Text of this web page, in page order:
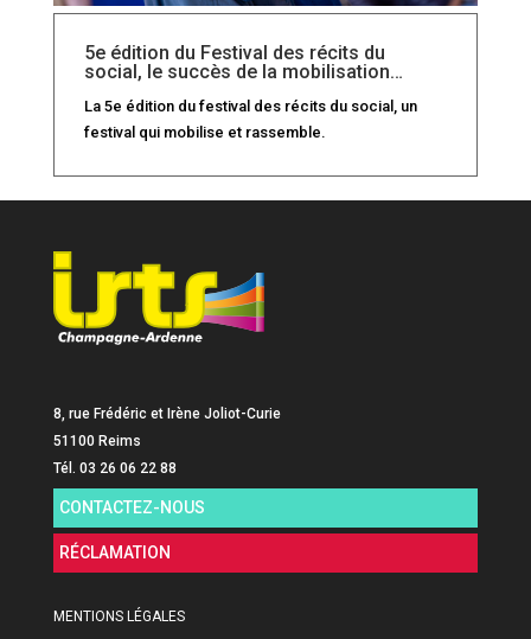
5e édition du Festival des récits du
social, le succès de la mobilisation…
La 5e édition du festival des récits du social, un
festival qui mobilise et rassemble.
8, rue Frédéric et Irène Joliot-Curie
51100 Reims
Tél. 03 26 06 22 88
CONTACTEZ-NOUS
RÉCLAMATION
MENTIONS LÉGALES